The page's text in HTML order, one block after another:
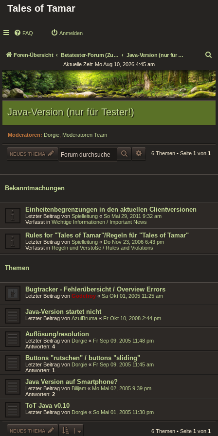
Tales of Tamar
FAQ Anmelden
Foren-Übersicht Betatester-Forum (Zugang nur für Tester!) Java-Version (nur für Tester!)
c
h
e
Aktuelle Zeit: Mo Aug 10, 2026 4:45 am
Java-Version (nur für Tester!)
Moderatoren: Dorgie Moderatoren Team
NEUES THEMA SUCHE ERWEITERTE SUCHE
6 Themen • Seite 1 von 1
Bekanntmachungen
Einheitenbegrenzungen in den aktuellen Clientversionen
Letzter Beitrag von Spielleitung « So Mai 29, 2011 9:32 am
Verfasst in Wichtige Informationen / Important News
Rules for "Tales of Tamar"/Regeln für "Tales of Tamar"
Letzter Beitrag von Spielleitung « Do Nov 23, 2006 6:43 pm
Verfasst in Regeln und Verstöße / Rules and Violations
Themen
Bugtracker - Fehlerübersicht / Overview Errors
Letzter Beitrag von Godefroy « Sa Okt 01, 2005 11:25 am
Java-Version startet nicht
Letzter Beitrag von AzulBruma « Fr Okt 10, 2008 2:44 pm
Auflösung/resolution
Letzter Beitrag von Dorgie « Fr Sep 09, 2005 11:48 pm
Antworten: 4
Buttons "rutschen" / buttons "sliding"
Letzter Beitrag von Dorgie « Fr Sep 09, 2005 11:45 am
Antworten: 1
Java Version auf Smartphone?
Letzter Beitrag von Bilijam « Mo Mai 02, 2005 9:39 pm
Antworten: 2
ToT Java v0.10
Letzter Beitrag von Dorgie « So Mai 01, 2005 11:30 pm
NEUES THEMA 6 Themen • Seite 1 von 1